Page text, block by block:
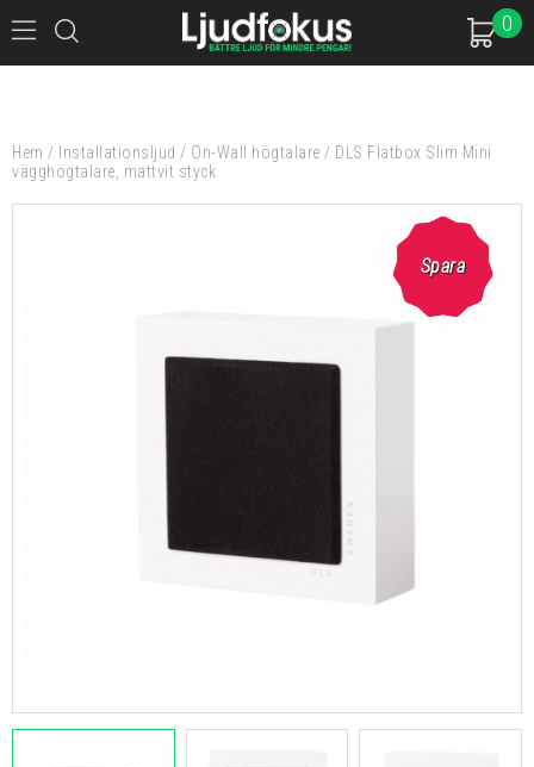
0
Hem / Installationsljud / On-Wall högtalare / DLS Flatbox Slim Mini
vägghögtalare, mattvit styck
Spara